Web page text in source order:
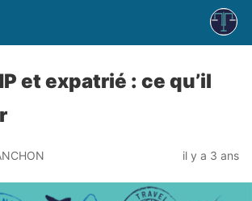
et expatrié : ce qu’il
il y a 3 ans